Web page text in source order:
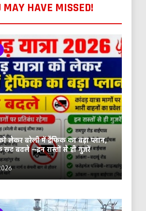
MAY HAVE MISSED!
लेकर बरेली में ट्रैफिक का बड़ा प्लान,
रूट बदले —इन रास्तों से ही गुजरें